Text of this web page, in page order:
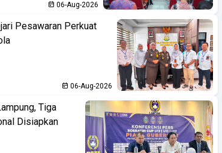
06-Aug-2026
Pesawaran Perkuat
06-Aug-2026
Tiga
Disiapkan